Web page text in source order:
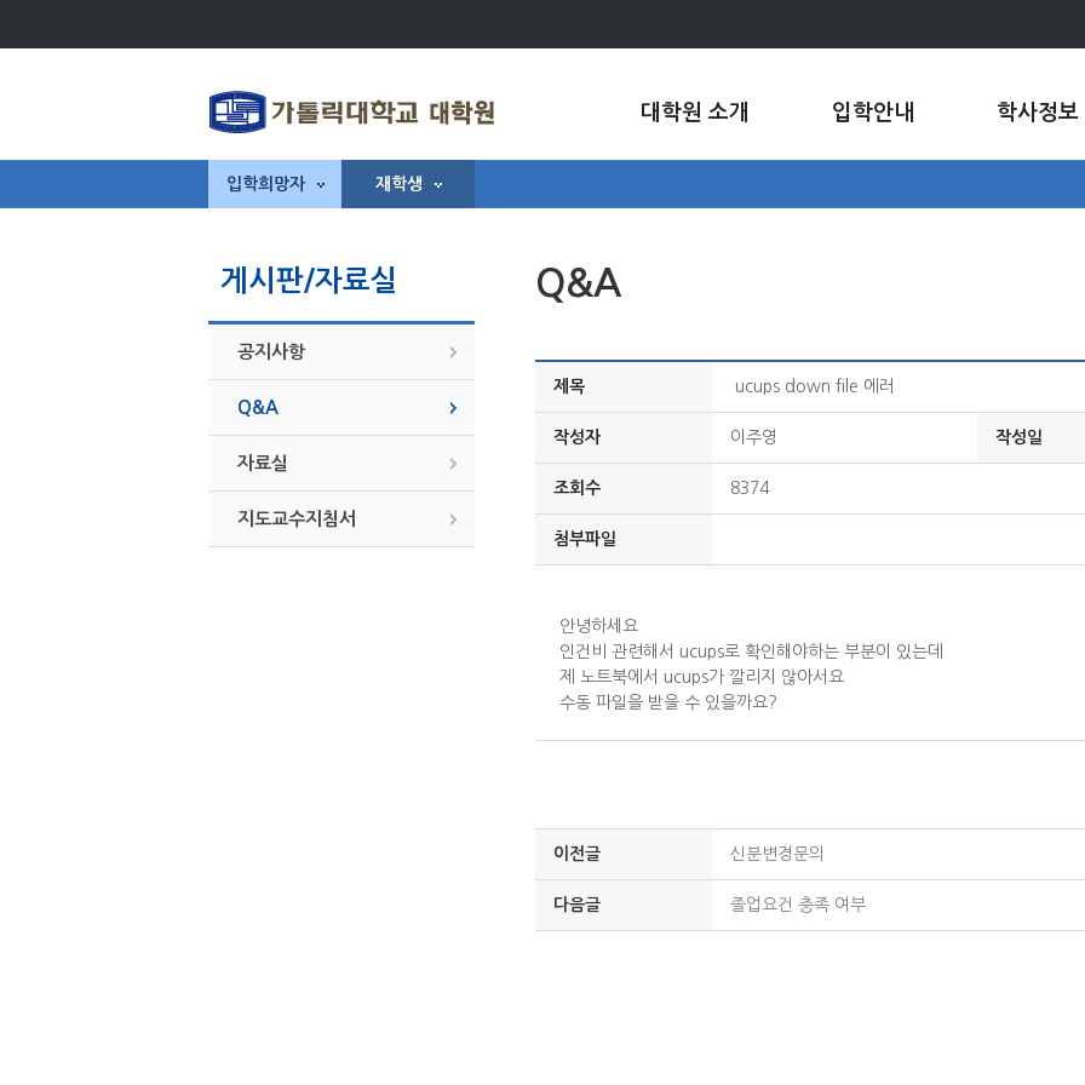
대학원 소개 입학안내 학사정보
입학희망자 재학생
게시판/자료실
공지사항
Q&A
자료실
지도교수지침서
Q&A
제목 ucups down file 에러
작성자 이주영 작성일
조회수 8374
첨부파일
안녕하세요
인건비 관련해서 ucups로 확인해야하는 부분이 있는데
제 노트북에서 ucups가 깔리지 않아서요
수동 파일을 받을 수 있을까요?
이전글 신분변경문의
다음글 졸업요건 충족 여부